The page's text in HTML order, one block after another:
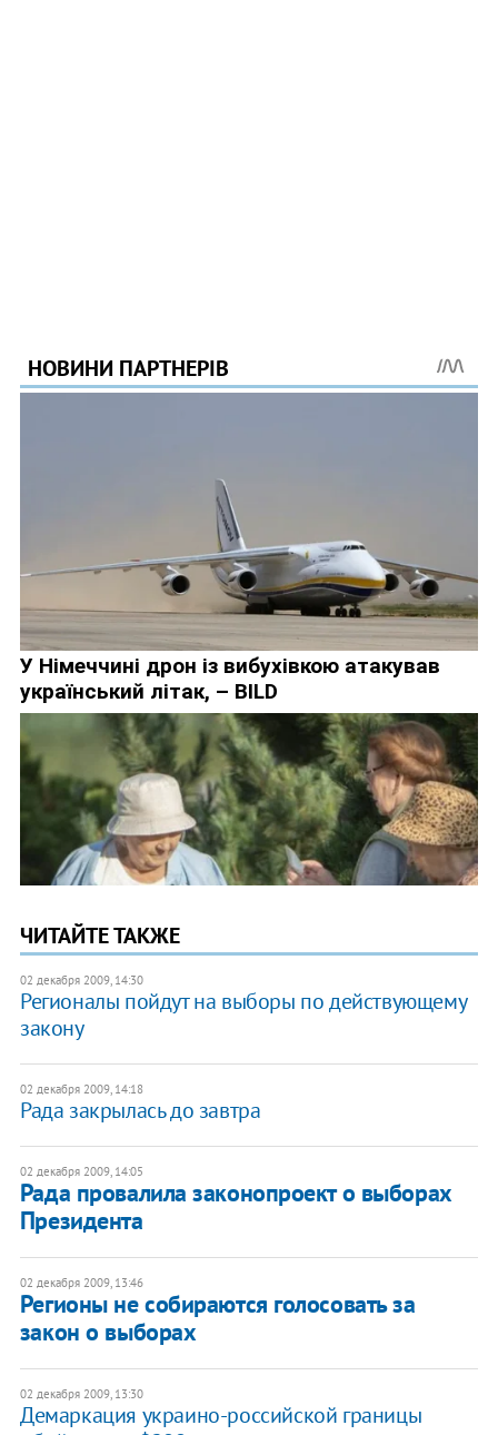
ЧИТАЙТЕ ТАКЖЕ
02 декабря 2009, 14:30
Регионалы пойдут на выборы по действующему
закону
02 декабря 2009, 14:18
Рада закрылась до завтра
02 декабря 2009, 14:05
Рада провалила законопроект о выборах
Президента
02 декабря 2009, 13:46
Регионы не собираются голосовать за
закон о выборах
02 декабря 2009, 13:30
Демаркация украино-российской границы